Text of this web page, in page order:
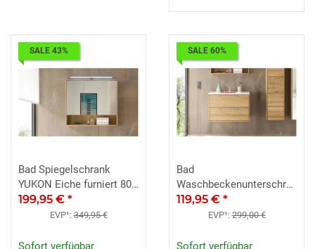
SALE 43%
Bad Spiegelschrank
YUKON Eiche furniert 80
x70 cm
199,95 € *
EVP¹:349,95 €
Sofort verfügbar
SALE 60%
Bad
Waschbeckenunterschrank
YUKON Eiche teilmassiv
119,95 € *
EVP¹:299,00 €
Sofort verfügbar